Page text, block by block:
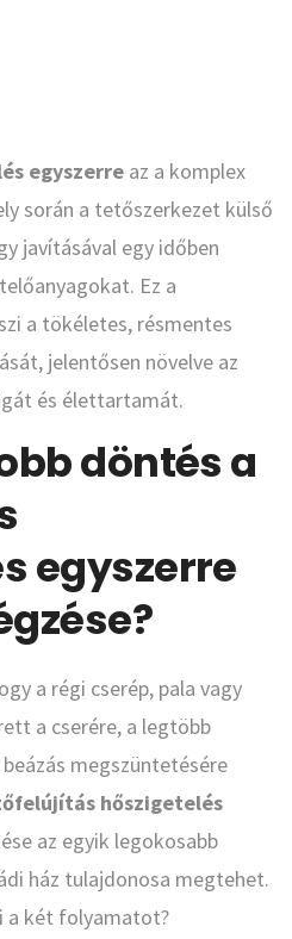
egyszerre az a komplex
során a tetőszerkezet külső
javításával egy időben
Ez a
a tökéletes, résmentes
jelentősen növelve az
és élettartamát.
döntés a
egyszerre
a régi cserép, pala vagy
a cserére, a legtöbb
megszüntetésére
hőszigetelés
az egyik legokosabb
ház tulajdonosa megtehet.
a két folyamatot?